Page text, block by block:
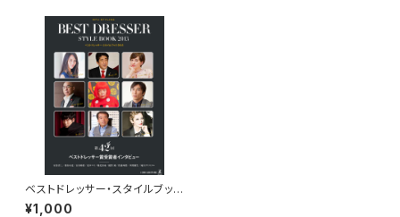
ベストドレッサー・スタイルブック
2013
¥1,000